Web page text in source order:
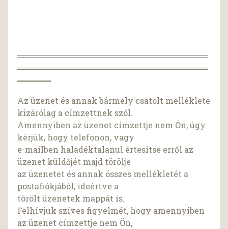
══════════════════════════════════
══════════════════════════════════
══════
Az üzenet és annak bármely csatolt melléklete
kizárólag a címzettnek szól.
Amennyiben az üzenet címzettje nem Ön, úgy
kérjük, hogy telefonon, vagy
e-mailben haladéktalanul értesítse erről az
üzenet küldőjét majd törölje
az üzenetet és annak összes mellékletét a
postafiókjából, ideértve a
törölt üzenetek mappát is.
Felhívjuk szíves figyelmét, hogy amennyiben
az üzenet címzettje nem Ön,